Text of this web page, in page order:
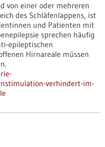
von einer oder mehreren
des Schläfenlappens, ist
und Patienten mit
sprechen häufig
epileptischen
Hirnareale müssen
verhindert-im-